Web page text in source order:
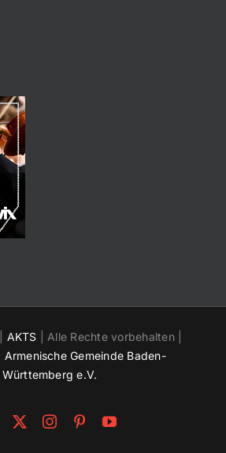
AKTS | Alle Rechte vorbehalten |
Armenische Gemeinde Baden-
Württemberg e.V.
Facebook
X Instagram
PinterestYouTube